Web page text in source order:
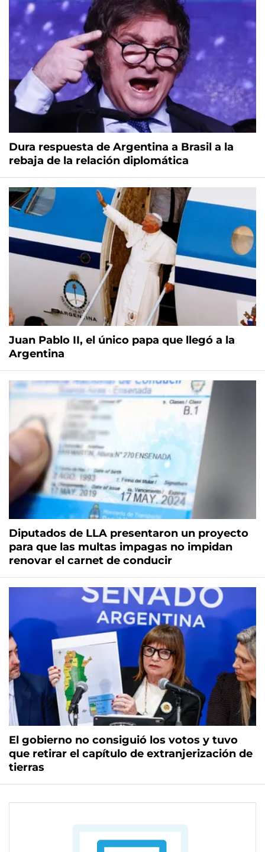
Dura respuesta de Argentina a Brasil a la
rebaja de la relación diplomática
Juan Pablo II, el único papa que llegó a la
Argentina
Diputados de LLA presentaron un proyecto
para que las multas impagas no impidan
renovar el carnet de conducir
El gobierno no consiguió los votos y tuvo
que retirar el capítulo de extranjerización de
tierras